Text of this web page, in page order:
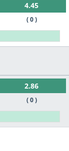
4.45
( 0 )
2.86
( 0 )